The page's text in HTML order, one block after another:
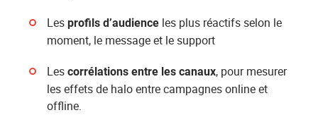
Lesprofils d’audience les plus réactifs selon le
moment, le message et le support
Lescorrélations entre les canaux, pour mesurer
les effets de halo entre campagnes online et
offline.